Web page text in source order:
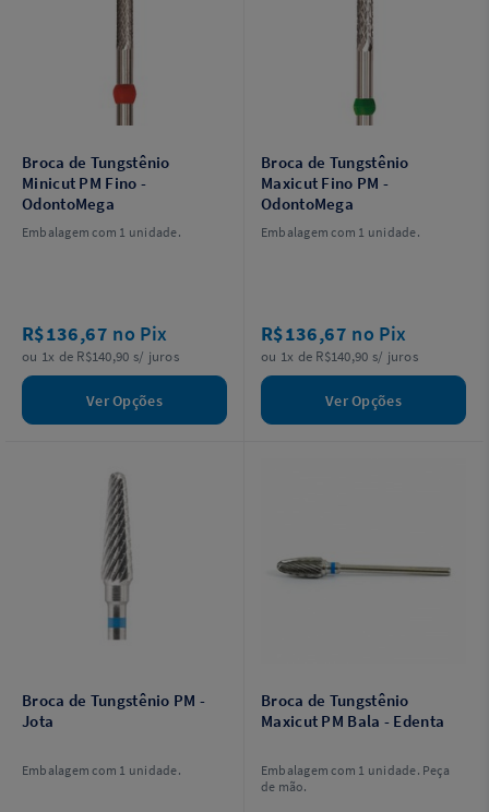
Broca de Tungstênio
Minicut PM Fino -
OdontoMega
Embalagem com 1 unidade.
R$136,67 no Pix
ou 1x de R$140,90 s/ juros
Ver Opções
Broca de Tungstênio
Maxicut Fino PM -
OdontoMega
Embalagem com 1 unidade.
R$136,67 no Pix
ou 1x de R$140,90 s/ juros
Ver Opções
Broca de Tungstênio PM -
Jota
Embalagem com 1 unidade.
Broca de Tungstênio
Maxicut PM Bala - Edenta
Embalagem com 1 unidade. Peça
de mão.